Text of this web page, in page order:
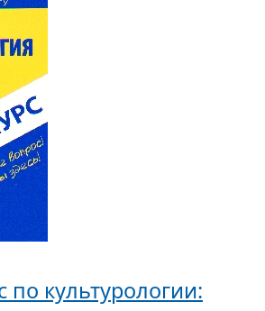
по культурологии: